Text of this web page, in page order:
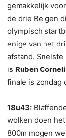
gemakkelijk
de drie Belgen
olympisch
enige van het
afstand. Snelste
is Ruben
finale is zondag
18u43:
wolken doen
800m mogen